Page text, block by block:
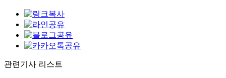
관련기사 리스트